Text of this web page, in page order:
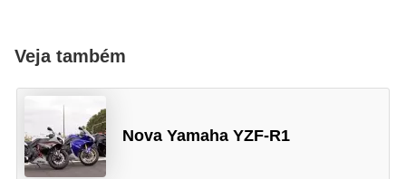
Veja também
Nova Yamaha YZF-R1